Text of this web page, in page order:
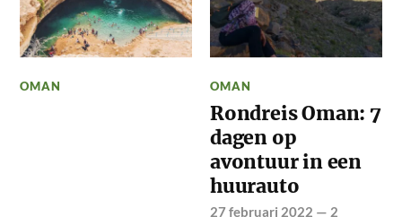
OMAN OMAN
Rondreis Oman: 7
dagen op
avontuur in een
huurauto
27 februari 2022 — 2